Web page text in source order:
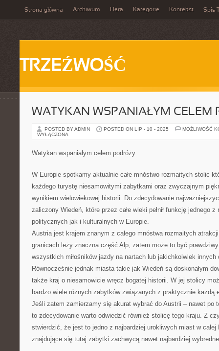
Strona główna Archiwum Hera Kategorie Kontekst Spis
TRZEŹWOŚĆ
WATYKAN WSPANIAŁYM CELEM
POSTED BY ADMIN POSTED ON LIP - 10 - 2025
MOŻLIWOŚĆ
WYŁĄCZONA
Watykan wspaniałym celem podróży
W Europie spotkamy aktualnie całe mnóstwo rozmaitych stolic
każdego turystę niesamowitymi zabytkami oraz zwyczajnym
wynikiem wielowiekowej historii. Do zdecydowanie
zaliczony Wiedeń, które przez całe wieki pełnił funkcję jednego
politycznych jak i kulturalnych w Europie.
Austria jest krajem znanym z całego mnóstwa rozmaitych
granicach leży znaczna część Alp, zatem może to być
wszystkich miłośników jazdy na nartach lub jakichkolwiek
Równocześnie jednak miasta takie jak Wiedeń są doskonałym
także kraj o niesamowicie wręcz bogatej historii. W jej stolicy
bardzo wiele różnych zabytków związanych z praktycznie każdą
Jeśli zatem zamierzamy się akurat wybrać do Austrii – nawet po
to zdecydowanie warto odwiedzić również stolicę tego kraju. Z
stwierdzić, że jest to jedno z najbardziej urokliwych miast w
znajdujące się tutaj zabytki zachwycą nawet najbardziej